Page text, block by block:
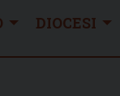
DIOCESI